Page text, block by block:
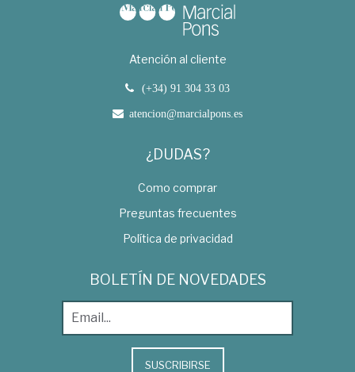
Atención al cliente
(+34) 91 304 33 03
atencion@marcialpons.es
¿DUDAS?
Como comprar
Preguntas frecuentes
Política de privacidad
BOLETÍN DE NOVEDADES
SUSCRIBIRSE